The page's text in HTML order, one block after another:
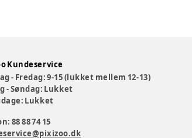
Kundeservice
- Fredag: 9-15 (lukket mellem 12-13)
- Søndag: Lukket
Lukket
88 88 74 15